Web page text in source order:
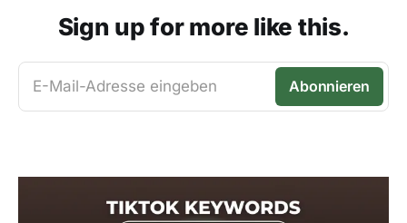
Sign up for more like this.
E-Mail-Adresse eingeben Abonnieren